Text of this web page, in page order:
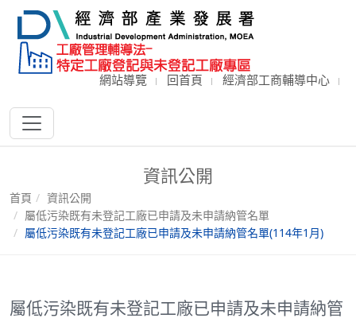
網站導覽 回首頁 經濟部工商輔導中心
資訊公開
首頁
資訊公開
屬低污染既有未登記工廠已申請及未申請納管名單
屬低污染既有未登記工廠已申請及未申請納管名單(114年1月)
屬低污染既有未登記工廠已申請及未申請納管